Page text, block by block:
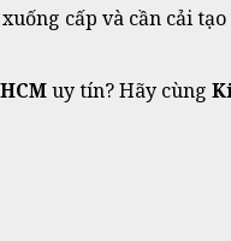
cấp và cần cải
uy tín? Hãy cùng